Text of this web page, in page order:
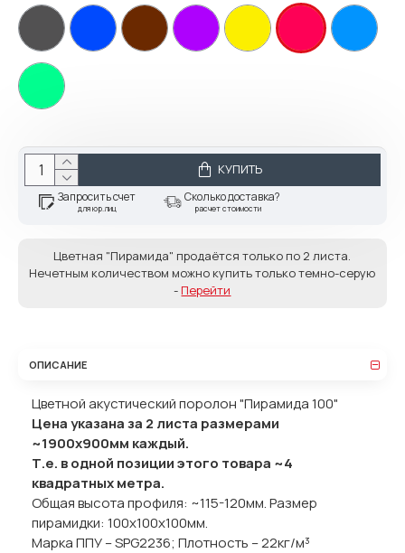
КУПИТЬ
Запросить счет
для юр.лиц
Сколько доставка?
расчет стоимости
Цветная "Пирамида" продаётся только по 2 листа.
Нечетным количеством можно купить только темно-серую
- Перейти
ОПИСАНИЕ
Цветной акустический поролон "Пирамида 100"
Цена указана за 2 листа размерами
~1900х900мм каждый.
Т.е. в одной позиции этого товара ~4
квадратных метра.
Общая высота профиля: ~115-120мм. Размер
пирамидки: 100x100x100мм.
Марка ППУ – SPG2236; Плотность – 22кг/м³